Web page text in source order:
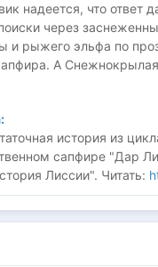
надеется, что ответ
через
и рыжего эльфа по
А
история из
сапфире "Дар
Лиссии". Читать: